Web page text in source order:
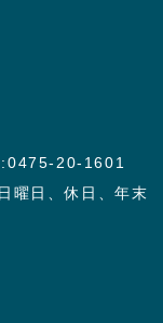
:0475-20-1601
曜日、休日、年末